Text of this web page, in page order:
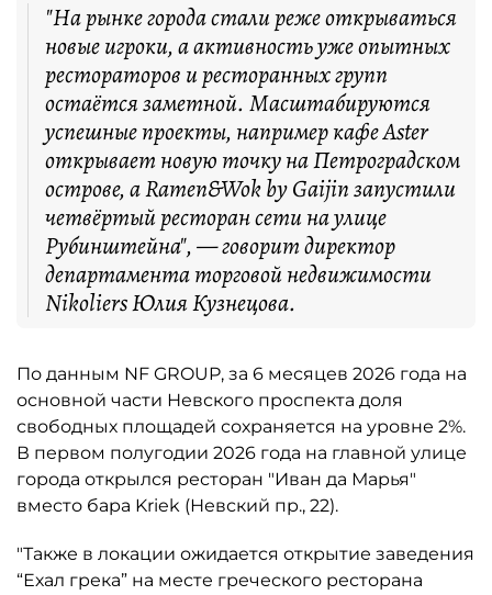
"На рынке города стали реже открываться
новые игроки, а активность уже опытных
рестораторов и ресторанных групп
остаётся заметной. Масштабируются
успешные проекты, например кафе Aster
открывает новую точку на Петроградском
острове, а Ramen&Wok by Gaijin запустили
четвёртый ресторан сети на улице
Рубинштейна", — говорит директор
департамента торговой недвижимости
Nikoliers Юлия Кузнецова.
По данным NF GROUP, за 6 месяцев 2026 года на
основной части Невского проспекта доля
свободных площадей сохраняется на уровне 2%.
В первом полугодии 2026 года на главной улице
города открылся ресторан "Иван да Марья"
вместо бара Kriek (Невский пр., 22).
"Также в локации ожидается открытие заведения
“Ехал грека” на месте греческого ресторана